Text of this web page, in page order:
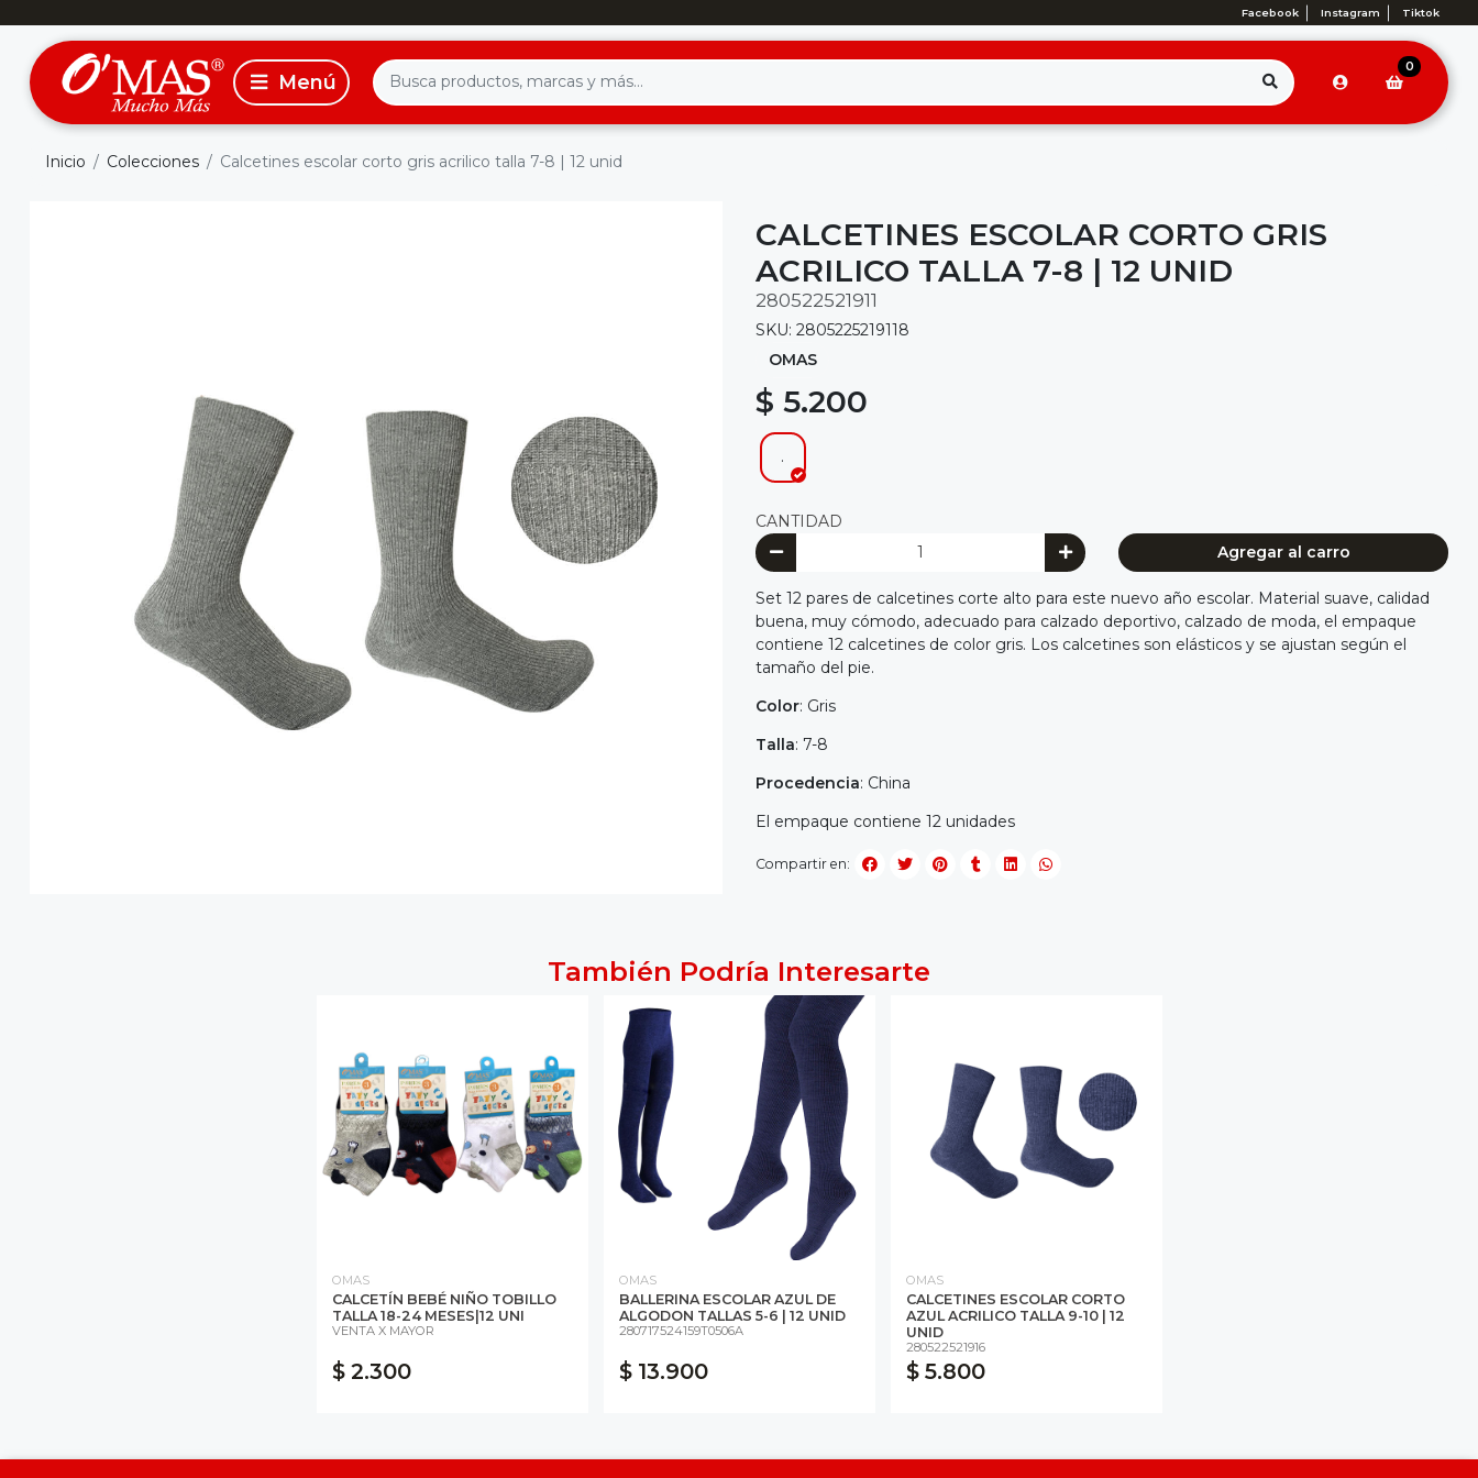
Facebook Instagram Tiktok
0
Inicio Colecciones Calcetines escolar corto gris acrilico talla 7-8 | 12 unid
CALCETINES ESCOLAR CORTO GRIS
ACRILICO TALLA 7-8 | 12 UNID
280522521911
SKU: 2805225219118
OMAS
$ 5.200
.
CANTIDAD
Agregar al carro
Set 12 pares de calcetines corte alto para este nuevo año escolar. Material suave, calidad
buena, muy cómodo, adecuado para calzado deportivo, calzado de moda, el empaque
contiene 12 calcetines de color gris. Los calcetines son elásticos y se ajustan según el
tamaño del pie.
Color: Gris
Talla: 7-8
Procedencia: China
El empaque contiene 12 unidades
Compartir en:
También Podría Interesarte
OMAS
CALCETÍN BEBÉ NIÑO TOBILLO
TALLA 18-24 MESES|12 UNI
VENTA X MAYOR
$ 2.300
OMAS
BALLERINA ESCOLAR AZUL DE
ALGODON TALLAS 5-6 | 12 UNID
280717524159T0506A
$ 13.900
OMAS
CALCETINES ESCOLAR CORTO
AZUL ACRILICO TALLA 9-10 | 12
UNID
280522521916
$ 5.800